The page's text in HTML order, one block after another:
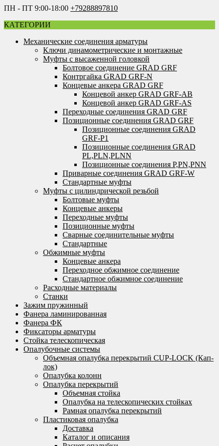
ПН - ПТ 9:00-18:00 +79288897810
КАТЕГОРИИ
Механические соединения арматуры
Ключи динамометрические и монтажные
Муфты с высаженной головкой
Болтовое соединение GRAD GRF
Контргайка GRAD GRF-N
Концевые анкера GRAD GRF
Концевой анкер GRAD GRF-AB
Концевой анкер GRAD GRF-AS
Переходные соединения GRAD GRF
Позиционные соединения GRAD GRF
Позиционные соединения GRAD
GRF-P1
Позиционные соединения GRAD
PL,PLN,PLNN
Позиционные соединения P,PN,PNN
Приварные соединения GRAD GRF-W
Стандартные муфты
Муфты с цилиндрической резьбой
Болтовые муфты
Концевые анкеры
Переходные муфты
Позиционные муфты
Сварные соединительные муфты
Стандартные
Обжимные муфты
Концевые анкера
Переходное обжимное соединение
Стандартное обжимное соединение
Расходные материалы
Станки
Зажим пружинный
Фанера ламинированная
Фанера ФК
Фиксаторы арматуры
Стойка телескопическая
Опалубочные системы
Объемная опалубка перекрытий CUP-LOCK (Кап-
лок)
Опалубка колонн
Опалубка перекрытий
Объемная стойка
Опалубка на телескопических стойках
Рамная опалубка перекрытий
Пластиковая опалубка
Доставка
Каталог и описания